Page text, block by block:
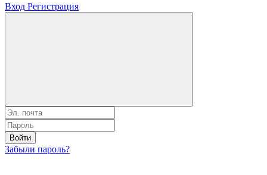
Вход Регистрация
Войти
Забыли пароль?